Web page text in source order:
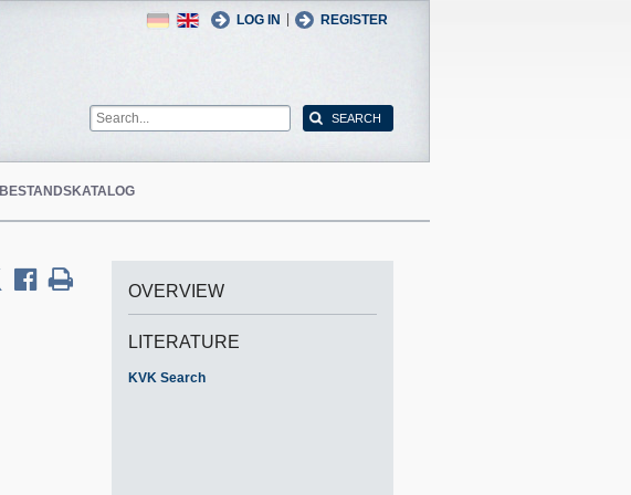
LOG IN REGISTER
English
German
BESTANDSKATALOG
OVERVIEW
LITERATURE
KVK Search